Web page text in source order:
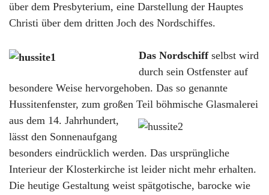
über dem Presbyterium, eine Darstellung der Hauptes
Christi über dem dritten Joch des Nordschiffes.
Das Nordschiffselbst wird
durch sein Ostfenster auf
besondere Weise hervorgehoben. Das so genannte
Hussitenfenster, zum großen Teil böhmische Glasmalerei
aus dem 14. Jahrhundert,
lässt den Sonnenaufgang
besonders eindrücklich werden. Das ursprüngliche
Interieur der Klosterkirche ist leider nicht mehr erhalten.
Die heutige Gestaltung weist spätgotische, barocke wie